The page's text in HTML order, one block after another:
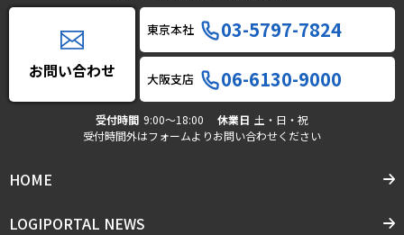
お問い合わせ
東京本社 03-5797-7824
大阪支店 06-6130-9000
受付時間 9:00〜18:00 休業日 土・日・祝
受付時間外はフォームよりお問い合わせください
HOME
LOGIPORTAL NEWS